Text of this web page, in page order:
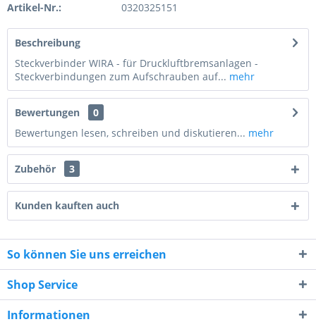
2 * 3 = ?
Artikel-Nr.: 0320325151
Beschreibung
Steckverbinder WIRA - für Druckluftbremsanlagen -
Steckverbindungen zum Aufschrauben auf... mehr
Bewertungen
0
Bewertungen lesen, schreiben und diskutieren... mehr
Zubehör 3
Kunden kauften auch
So können Sie uns erreichen
Shop Service
Informationen